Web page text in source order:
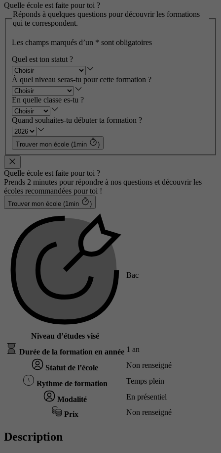
Quelle école est faite pour toi ?
Réponds à quelques questions pour découvrir les formations
qui te correspondent.
Les champs marqués d’un * sont obligatoires
Quel est ton statut ?
À quel niveau seras-tu pour cette formation ?
En quelle classe es-tu ?
Quand souhaites-tu débuter ta formation ?
Trouver mon école (1min )
Quelle école est faite pour toi ?
Prends 2 minutes pour répondre à nos questions et découvrir les
écoles recommandées pour toi !
Trouver mon école (1min )
Niveau d’études visé
Bac
Durée de la formation en année 1 an
Statut de l’école Non renseigné
Rythme de formation Temps plein
Modalité En présentiel
Prix Non renseigné
Description